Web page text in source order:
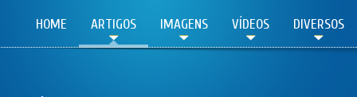
HOME ARTIGOS IMAGENS VÍDEOS DIVERSOS